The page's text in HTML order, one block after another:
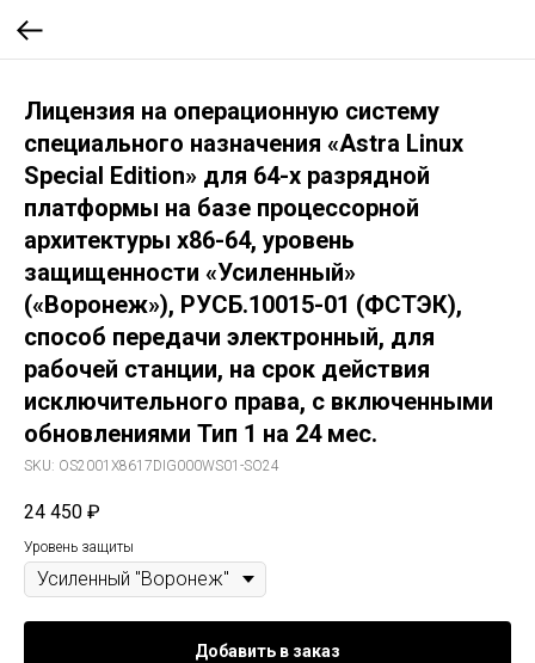
Лицензия на операционную систему
специального назначения «Astra Linux
Special Edition» для 64-х разрядной
платформы на базе процессорной
архитектуры х86-64, уровень
защищенности «Усиленный»
(«Воронеж»), РУСБ.10015-01 (ФСТЭК),
способ передачи электронный, для
рабочей станции, на срок действия
исключительного права, с включенными
обновлениями Тип 1 на 24 мес.
SKU: OS2001X8617DIG000WS01-SO24
24 450 ₽
Уровень защиты
Добавить в заказ